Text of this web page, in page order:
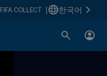
FIFA COLLECT 한국어